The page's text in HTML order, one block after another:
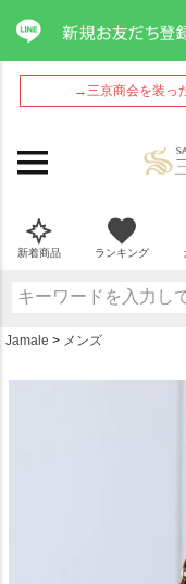
→三京商会を装っ
新着商品 ランキング
Jamale メンズ